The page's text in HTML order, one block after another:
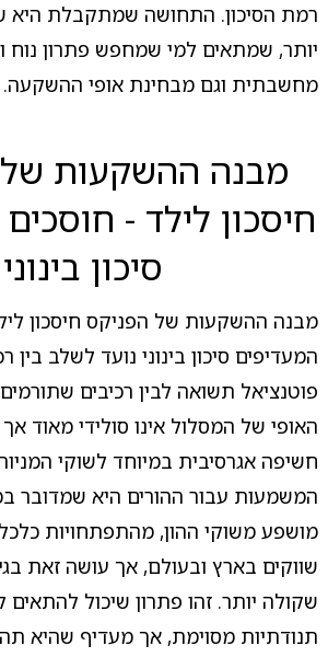
רמת הסיכון. התחושה שמתקבלת היא
יותר, שמתאים למי שמחפש פתרון נוח
מחשבתית וגם מבחינת אופי ההשקעה.
מבנה ההשקעות
חיסכון לילד -
סיכון בינוני
מבנה ההשקעות של הפניקס חיסכון
המעדיפים סיכון בינוני נועד לשלב
פוטנציאל תשואה לבין רכיבים שתורמים
האופי של המסלול אינו סולידי מאוד
חשיפה אגרסיבית במיוחד לשוקי
המשמעות עבור ההורים היא שמדובר
מושפע משוקי ההון, מהתפתחויות
שווקים בארץ ובעולם, אך עושה זאת
שקולה יותר. זהו פתרון שיכול
תנודתיות מסוימת, אך מעדיף שהיא